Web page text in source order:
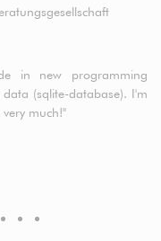
in new programming
(sqlite-database). I'm
much!"